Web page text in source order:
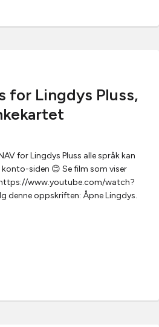
for Lingdys Pluss,
for Lingdys Pluss alle språk kan
siden 😊 Se film som viser
www.youtube.com/watch?
denne oppskriften: Åpne Lingdys.